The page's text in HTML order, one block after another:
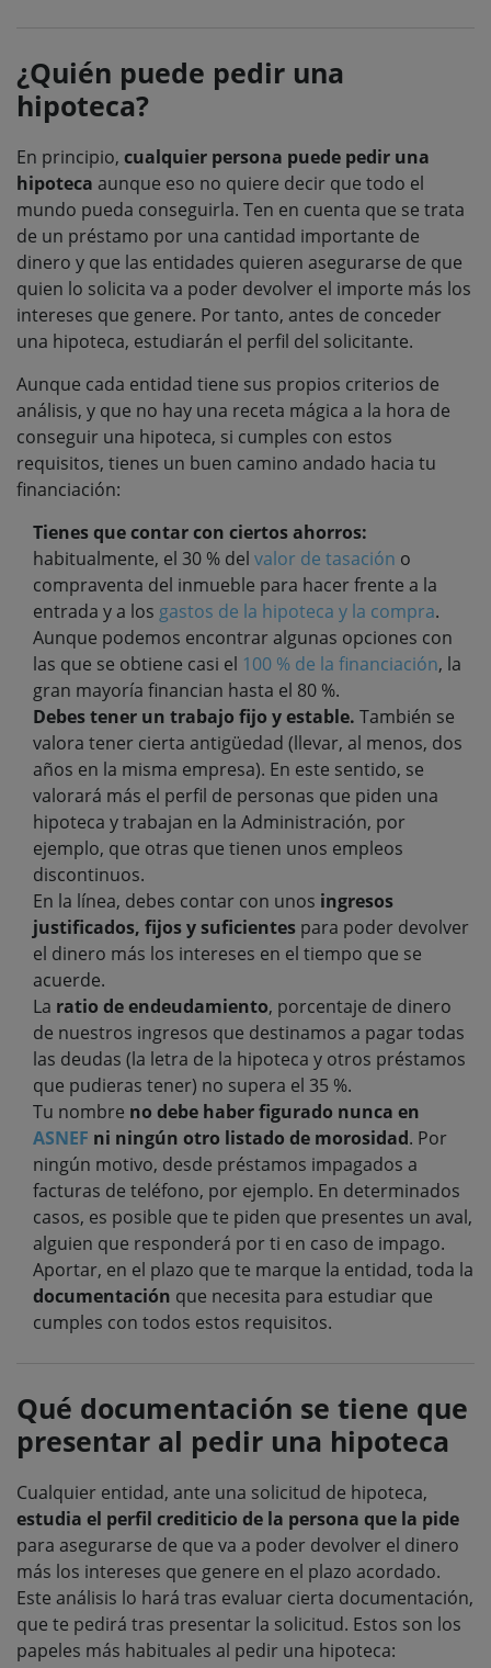
¿Quién puede pedir una
hipoteca?
En principio, cualquier persona puede pedir una
hipoteca aunque eso no quiere decir que todo el
mundo pueda conseguirla. Ten en cuenta que se trata
de un préstamo por una cantidad importante de
dinero y que las entidades quieren asegurarse de que
quien lo solicita va a poder devolver el importe más los
intereses que genere. Por tanto, antes de conceder
una hipoteca, estudiarán el perfil del solicitante.
Aunque cada entidad tiene sus propios criterios de
análisis, y que no hay una receta mágica a la hora de
conseguir una hipoteca, si cumples con estos
requisitos, tienes un buen camino andado hacia tu
financiación:
Tienes que contar con ciertos ahorros:
habitualmente, el 30 % del valor de tasación o
compraventa del inmueble para hacer frente a la
entrada y a los gastos de la hipoteca y la compra.
Aunque podemos encontrar algunas opciones con
las que se obtiene casi el 100 % de la financiación, la
gran mayoría financian hasta el 80 %.
Debes tener un trabajo fijo y estable. También se
valora tener cierta antigüedad (llevar, al menos, dos
años en la misma empresa). En este sentido, se
valorará más el perfil de personas que piden una
hipoteca y trabajan en la Administración, por
ejemplo, que otras que tienen unos empleos
discontinuos.
En la línea, debes contar con unos ingresos
justificados, fijos y suficientes para poder devolver
el dinero más los intereses en el tiempo que se
acuerde.
La ratio de endeudamiento, porcentaje de dinero
de nuestros ingresos que destinamos a pagar todas
las deudas (la letra de la hipoteca y otros préstamos
que pudieras tener) no supera el 35 %.
Tu nombre no debe haber figurado nunca en
ASNEF ni ningún otro listado de morosidad. Por
ningún motivo, desde préstamos impagados a
facturas de teléfono, por ejemplo. En determinados
casos, es posible que te piden que presentes un aval,
alguien que responderá por ti en caso de impago.
Aportar, en el plazo que te marque la entidad, toda la
documentación que necesita para estudiar que
cumples con todos estos requisitos.
Qué documentación se tiene que
presentar al pedir una hipoteca
Cualquier entidad, ante una solicitud de hipoteca,
estudia el perfil crediticio de la persona que la pide
para asegurarse de que va a poder devolver el dinero
más los intereses que genere en el plazo acordado.
Este análisis lo hará tras evaluar cierta documentación,
que te pedirá tras presentar la solicitud. Estos son los
papeles más habituales al pedir una hipoteca: